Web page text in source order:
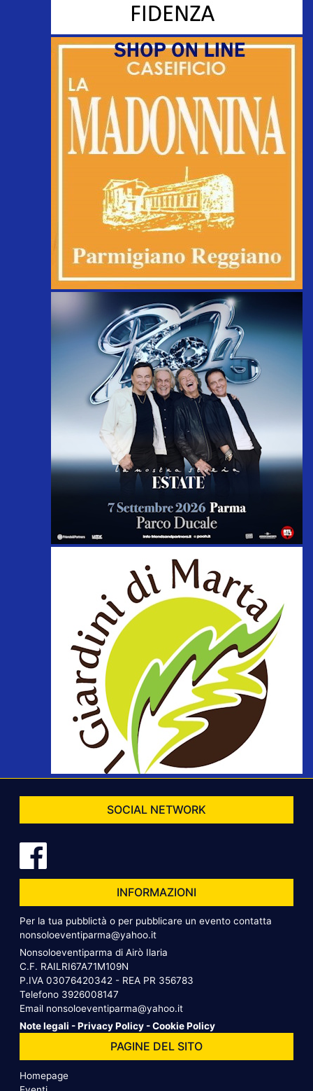
SOCIAL NETWORK
INFORMAZIONI
Per la tua pubblictà o per pubblicare un evento contatta
nonsoloeventiparma@yahoo.it
Nonsoloeventiparma di Airò Ilaria
C.F. RAILRI67A71M109N
P.IVA 03076420342 - REA PR 356783
Telefono 3926008147
Email nonsoloeventiparma@yahoo.it
Note legali -Privacy Policy -Cookie Policy
PAGINE DEL SITO
Homepage